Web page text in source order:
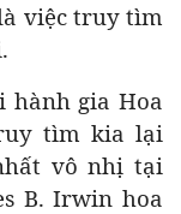
việc truy tìm
hành gia Hoa
tìm kia lại
vô nhị tại
B. Irwin hoa